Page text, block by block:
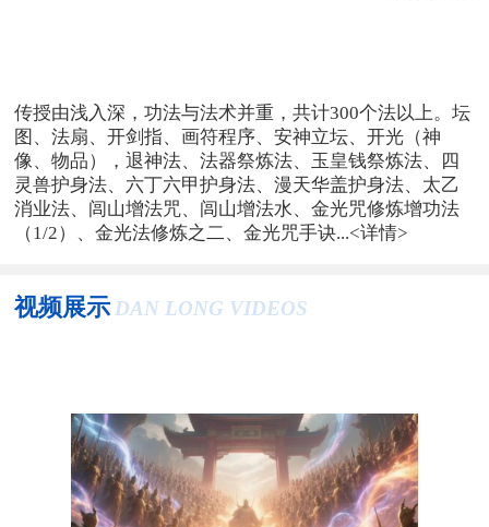
传授由浅入深，功法与法术并重，共计300个法以上。坛
图、法扇、开剑指、画符程序、安神立坛、开光（神
像、物品），退神法、法器祭炼法、玉皇钱祭炼法、四
灵兽护身法、六丁六甲护身法、漫天华盖护身法、太乙
消业法、闾山增法咒、闾山增法水、金光咒修炼增功法
（1/2）、金光法修炼之二、金光咒手诀...<详情>
视频展示 DAN LONG VIDEOS